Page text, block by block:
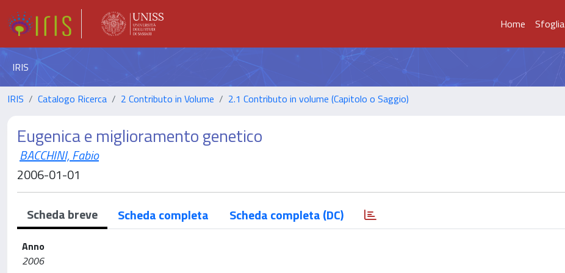
Home Sfoglia
IRIS
IRIS Catalogo Ricerca 2 Contributo in Volume 2.1 Contributo in volume (Capitolo o Saggio)
Eugenica e miglioramento genetico
BACCHINI, Fabio
2006-01-01
Scheda breve Scheda completa Scheda completa (DC)
Anno
2006